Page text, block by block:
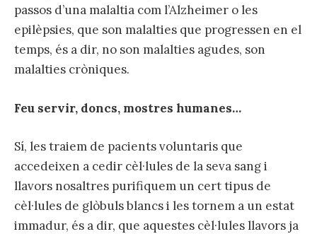
passos d’una malaltia com l’Alzheimer o les
epilèpsies, que son malalties que progressen en el
temps, és a dir, no son malalties agudes, son
malalties cròniques.
Feu servir, doncs, mostres humanes…
Sí, les traiem de pacients voluntaris que
accedeixen a cedir cèl·lules de la seva sang i
llavors nosaltres purifiquem un cert tipus de
cèl·lules de glòbuls blancs i les tornem a un estat
immadur, és a dir, que aquestes cèl·lules llavors ja